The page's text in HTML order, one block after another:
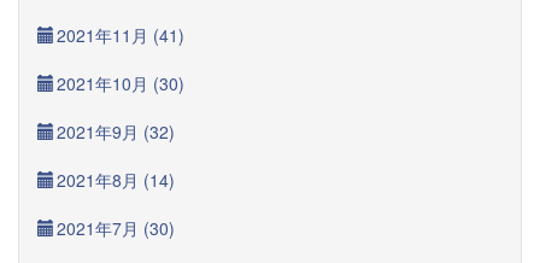
2021年11月 (41)
2021年10月 (30)
2021年9月 (32)
2021年8月 (14)
2021年7月 (30)